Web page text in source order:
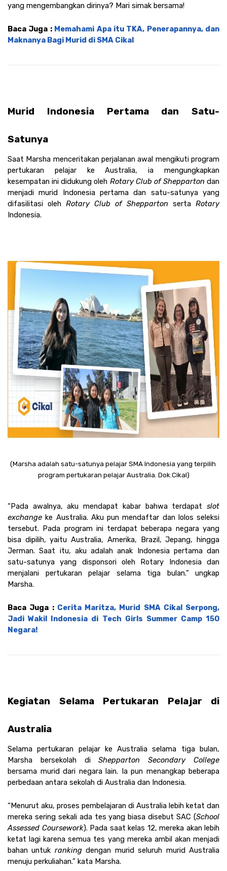
yang mengembangkan dirinya? Mari simak bersama!
Baca Juga : Memahami Apa itu TKA, Penerapannya, dan
Maknanya Bagi Murid di SMA Cikal
Murid Indonesia Pertama dan Satu-
Satunya
Saat Marsha menceritakan perjalanan awal mengikuti program
pertukaran pelajar ke Australia, ia mengungkapkan
kesempatan ini didukung oleh Rotary Club of Shepparton dan
menjadi murid Indonesia pertama dan satu-satunya yang
difasilitasi oleh Rotary Club of Shepparton serta
Rotary
Indonesia.
(Marsha adalah satu-satunya pelajar SMA Indonesia yang terpilih
program pertukaran pelajar Australia. Dok.Cikal)
“Pada awalnya, aku mendapat kabar bahwa terdapat slot
exchange ke Australia. Aku pun mendaftar dan lolos seleksi
tersebut. Pada program ini terdapat beberapa negara yang
bisa dipilih, yaitu Australia, Amerika, Brazil, Jepang, hingga
Jerman. Saat itu, aku adalah anak Indonesia pertama dan
satu-satunya yang disponsori oleh Rotary Indonesia dan
menjalani pertukaran pelajar selama tiga bulan.” ungkap
Marsha.
Baca Juga : Cerita Maritza, Murid SMA Cikal Serpong,
Jadi Wakil Indonesia di Tech Girls Summer Camp 150
Negara!
Kegiatan Selama Pertukaran Pelajar di
Australia
Selama pertukaran pelajar ke Australia selama tiga bulan,
Marsha bersekolah di
bersama murid dari negara lain. Ia pun menangkap beberapa
perbedaan antara sekolah di Australia dan Indonesia.
“Menurut aku, proses pembelajaran di Australia lebih ketat dan
mereka sering sekali ada tes yang biasa disebut SAC (School
Assessed Coursework). Pada saat kelas 12, mereka akan lebih
ketat lagi karena semua tes yang mereka ambil akan menjadi
bahan untuk ranking dengan murid seluruh murid Australia
menuju perkuliahan.” kata Marsha.